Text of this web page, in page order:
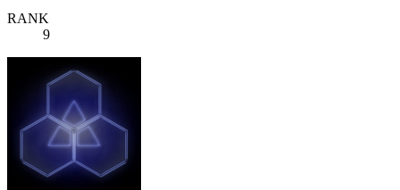
RANK
9